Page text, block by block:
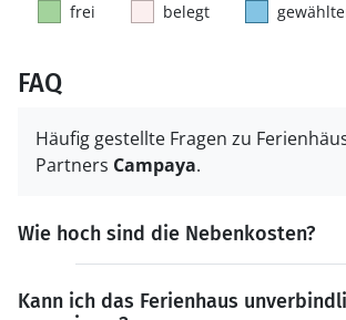
frei belegt
FAQ
Häufig gestellte Fragen zu
Partners Campaya.
Wie hoch sind die Nebenkosten?
Kann ich das Ferienhaus